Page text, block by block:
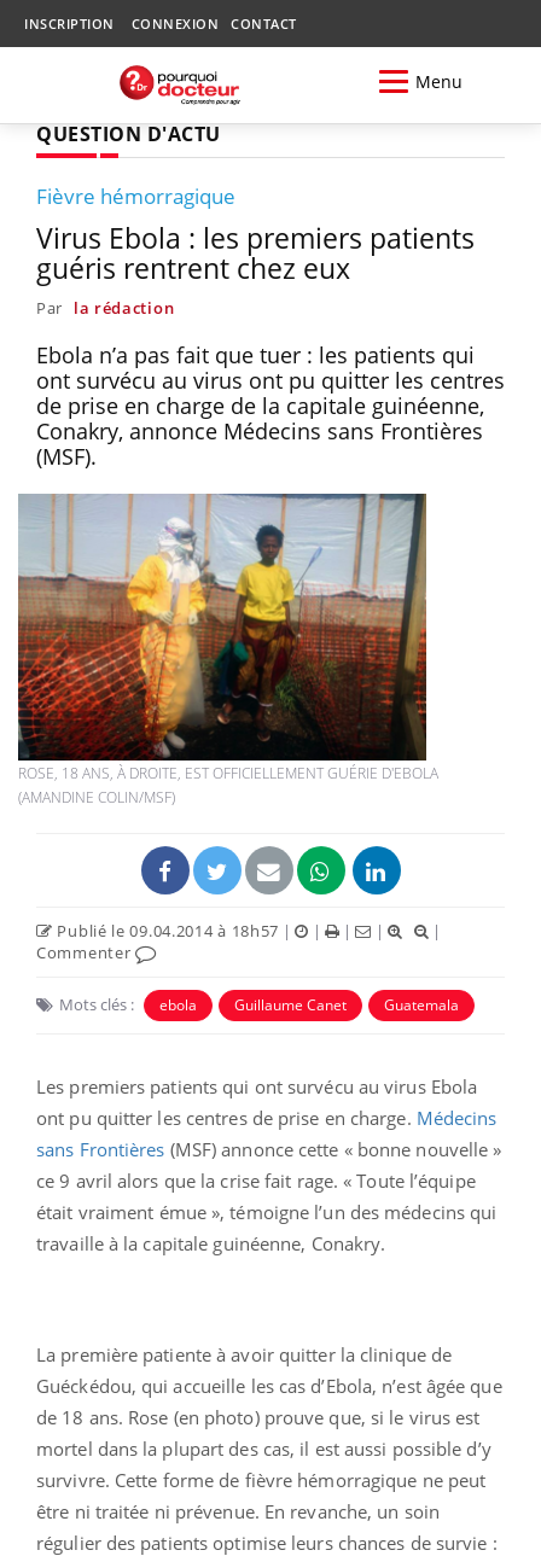
INSCRIPTION CONNEXION CONTACT
Menu
QUESTION D'ACTU
Fièvre hémorragique
Virus Ebola : les premiers patients
guéris rentrent chez eux
Par la rédaction
Ebola n’a pas fait que tuer : les patients qui
ont survécu au virus ont pu quitter les centres
de prise en charge de la capitale guinéenne,
Conakry, annonce Médecins sans Frontières
(MSF).
ROSE, 18 ANS, À DROITE, EST OFFICIELLEMENT GUÉRIE D'EBOLA
(AMANDINE COLIN/MSF)
Publié le 09.04.2014 à 18h57 | | | |
|
Commenter
Mots clés : ebola Guillaume Canet Guatemala
Les premiers patients qui ont survécu au virus Ebola
ont pu quitter les centres de prise en charge. Médecins
sans Frontières (MSF) annonce cette « bonne nouvelle »
ce 9 avril alors que la crise fait rage. « Toute l’équipe
était vraiment émue », témoigne l’un des médecins qui
travaille à la capitale guinéenne, Conakry.
La première patiente à avoir quitter la clinique de
Guéckédou, qui accueille les cas d’Ebola, n’est âgée que
de 18 ans. Rose (en photo) prouve que, si le virus est
mortel dans la plupart des cas, il est aussi possible d’y
survivre. Cette forme de fièvre hémorragique ne peut
être ni traitée ni prévenue. En revanche, un soin
régulier des patients optimise leurs chances de survie :